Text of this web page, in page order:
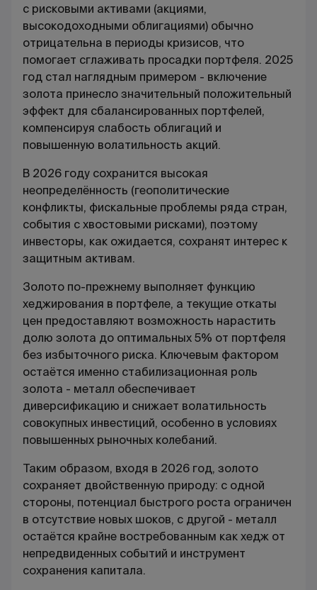
с рисковыми активами (акциями,
высокодоходными облигациями) обычно
отрицательна в периоды кризисов, что
помогает сглаживать просадки портфеля. 2025
год стал наглядным примером - включение
золота принесло значительный положительный
эффект для сбалансированных портфелей,
компенсируя слабость облигаций и
повышенную волатильность акций.
В 2026 году сохранится высокая
неопределённость (геополитические
конфликты, фискальные проблемы ряда стран,
события с хвостовыми рисками), поэтому
инвесторы, как ожидается, сохранят интерес к
защитным активам.
Золото по-прежнему выполняет функцию
хеджирования в портфеле, а текущие откаты
цен предоставляют возможность нарастить
долю золота до оптимальных 5% от портфеля
без избыточного риска. Ключевым фактором
остаётся именно стабилизационная роль
золота - металл обеспечивает
диверсификацию и снижает волатильность
совокупных инвестиций, особенно в условиях
повышенных рыночных колебаний.
Таким образом, входя в 2026 год, золото
сохраняет двойственную природу: с одной
стороны, потенциал быстрого роста ограничен
в отсутствие новых шоков, с другой - металл
остаётся крайне востребованным как хедж от
непредвиденных событий и инструмент
сохранения капитала.